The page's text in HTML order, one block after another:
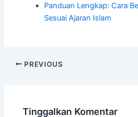
Panduan Lengkap: Cara
Sesuai Ajaran Islam
Post
PREVIOUS
Tinggalkan Komentar